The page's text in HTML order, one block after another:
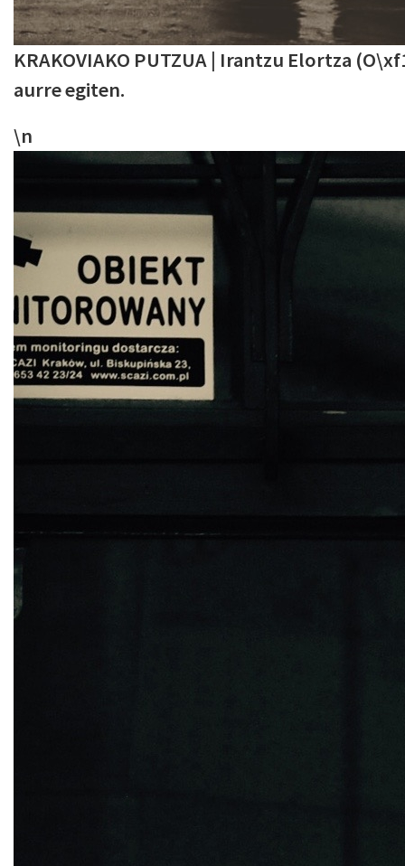
KRAKOVIAKO PUTZUA | Irantzu Elortza
aurre egiten.
\n